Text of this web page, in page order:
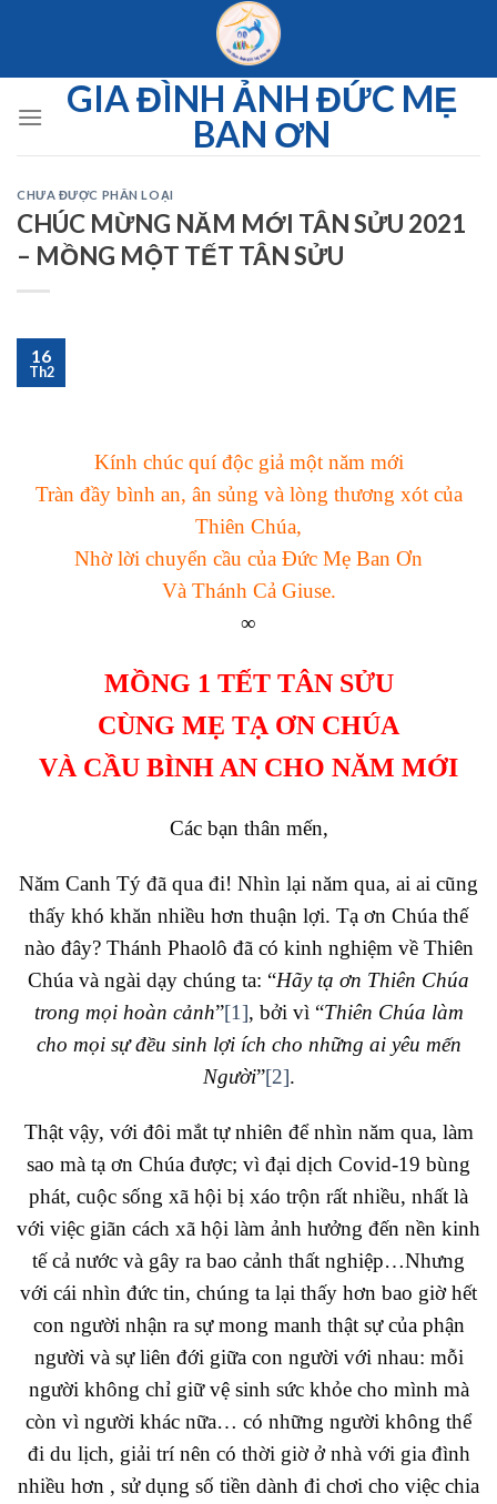
GIA ĐÌNH ẢNH ĐỨC MẸ
BAN ƠN
CHƯA ĐƯỢC PHÂN LOẠI
CHÚC MỪNG NĂM MỚI TÂN SỬU 2021
– MỒNG MỘT TẾT TÂN SỬU
16
Th2
Kính chúc quí độc giả một năm mới
Tràn đầy bình an, ân sủng và lòng thương xót của
Thiên Chúa,
Nhờ lời chuyển cầu của Đức Mẹ Ban Ơn
Và Thánh Cả Giuse.
∞
MỒNG 1 TẾT TÂN SỬU
CÙNG MẸ TẠ ƠN CHÚA
VÀ CẦU BÌNH AN CHO NĂM MỚI
Các bạn thân mến,
Năm Canh Tý đã qua đi! Nhìn lại năm qua, ai ai cũng
thấy khó khăn nhiều hơn thuận lợi. Tạ ơn Chúa thế
nào đây? Thánh Phaolô đã có kinh nghiệm về Thiên
Chúa và ngài dạy chúng ta: “Hãy tạ ơn Thiên Chúa
trong mọi hoàn cảnh”[1], bởi vì “Thiên Chúa làm
cho mọi sự đều sinh lợi ích cho những ai yêu mến
Người”[2].
Thật vậy, với đôi mắt tự nhiên để nhìn năm qua, làm
sao mà tạ ơn Chúa được; vì đại dịch Covid-19 bùng
phát, cuộc sống xã hội bị xáo trộn rất nhiều, nhất là
với việc giãn cách xã hội làm ảnh hưởng đến nền kinh
tế cả nước và gây ra bao cảnh thất nghiệp…Nhưng
với cái nhìn đức tin, chúng ta lại thấy hơn bao giờ hết
con người nhận ra sự mong manh thật sự của phận
người và sự liên đới giữa con người với nhau: mỗi
người không chỉ giữ vệ sinh sức khỏe cho mình mà
còn vì người khác nữa… có những người không thể
đi du lịch, giải trí nên có thời giờ ở nhà với gia đình
nhiều hơn , sử dụng số tiền dành đi chơi cho việc chia